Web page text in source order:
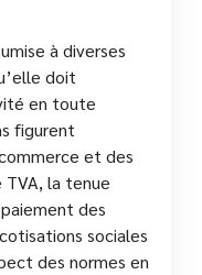
à diverses
doit
en toute
figurent
et des
TVA, la tenue
des
sociales
des normes en